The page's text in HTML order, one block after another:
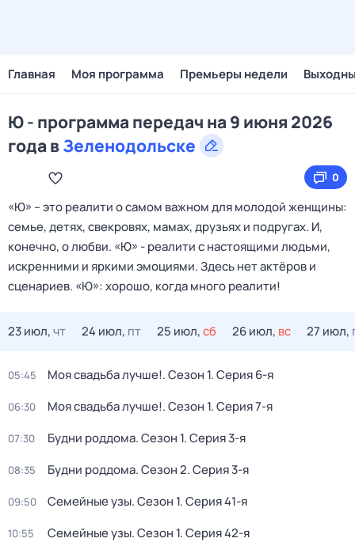
Главная Моя программа Премьеры недели
Ю - программа передач на 9 июня 2026
года вЗеленодольске
0
«Ю» – это реалити о самом важном для молодой женщины:
семье, детях, свекровях, мамах, друзьях и подругах. И,
конечно, о любви. «Ю» - реалити с настоящими людьми,
искренними и яркими эмоциями. Здесь нет актёров и
сценариев. «Ю»: хорошо, когда много реалити!
23 июл,чт 24 июл, пт 25 июл,сб 26 июл, вс 27 июл,
05:45 Моя свадьба лучше!. Сезон 1. Серия 6-я
06:30 Моя свадьба лучше!. Сезон 1. Серия 7-я
07:30 Будни роддома. Сезон 1. Серия 3-я
08:35 Будни роддома. Сезон 2. Серия 3-я
09:50 Семейные узы. Сезон 1. Серия 41-я
10:55 Семейные узы. Сезон 1. Серия 42-я